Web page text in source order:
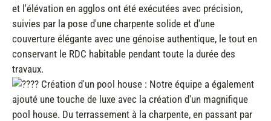
et l'élévation en agglos ont été exécutées avec précision,
suivies par la pose d'une charpente solide et d'une
couverture élégante avec une génoise authentique, le tout en
conservant le RDC habitable pendant toute la durée des
travaux.
Création d'un pool house : Notre équipe a également
ajouté une touche de luxe avec la création d'un magnifique
pool house. Du terrassement à la charpente, en passant par